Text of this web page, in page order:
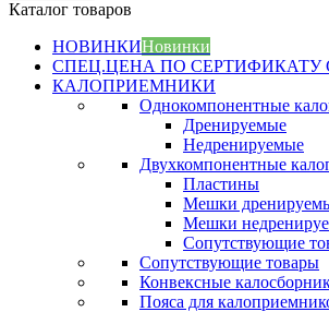
Каталог товаров
НОВИНКИНовинки
СПЕЦ.ЦЕНА ПО СЕРТИФИКАТУ
КАЛОПРИЕМНИКИ
Однокомпонентные
Дренируемые
Недренируемые
Двухкомпонентные
Пластины
Мешки
Мешки
Сопутствующие
Сопутствующие товары
Конвексные
Пояса для